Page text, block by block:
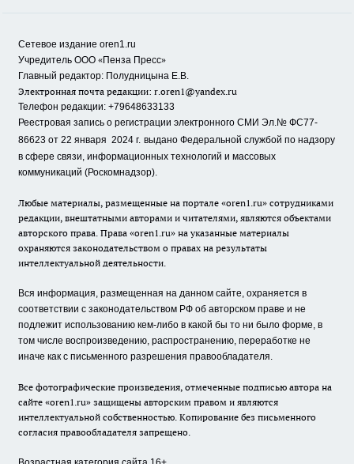
Сетевое издание oren1.ru
Учредитель ООО «Пенза Пресс»
Главный редактор: Полудницына Е.В.
Электронная почта редакции: r.oren1@yandex.ru
Телефон редакции: +79648633133
Реестровая запись о регистрации электронного СМИ Эл.№ ФС77-
86623 от 22 января 2024 г. выдано Федеральной службой по надзору
в сфере связи, информационных технологий и массовых
коммуникаций (Роскомнадзор).
Любые материалы, размещенные на портале «oren1.ru» сотрудниками
редакции, внештатными авторами и читателями, являются объектами
авторского права. Права «oren1.ru» на указанные материалы
охраняются законодательством о правах на результаты
интеллектуальной деятельности.
Вся информация, размещенная на данном сайте, охраняется в
соответствии с законодательством РФ об авторском праве и не
подлежит использованию кем-либо в какой бы то ни было форме, в
том числе воспроизведению, распространению, переработке не
иначе как с письменного разрешения правообладателя.
Все фотографические произведения, отмеченные подписью автора на
сайте «oren1.ru» защищены авторским правом и являются
интеллектуальной собственностью. Копирование без письменного
согласия правообладателя запрещено.